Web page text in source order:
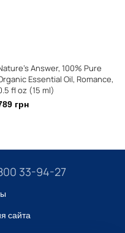
Answer, 100% Pure
Essential Oil, Romance,
fl oz (15 ml)
грн
33-94-27
сайта